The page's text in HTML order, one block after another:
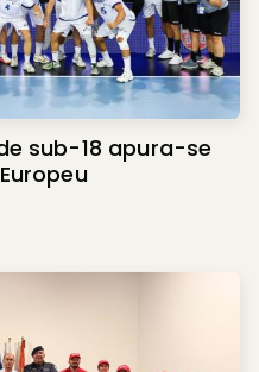
sub-18 apura-se